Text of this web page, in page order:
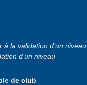
à la validation d’un niveau
d’un niveau
de club